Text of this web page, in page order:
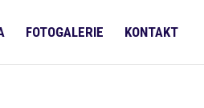
FOTOGALERIE KONTAKT